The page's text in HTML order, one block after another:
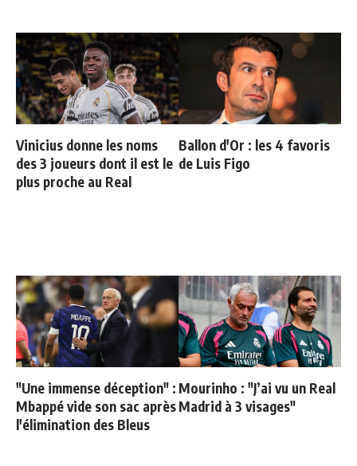
Vinicius donne les noms
des 3 joueurs dont il est le
plus proche au Real
Ballon d'Or : les 4 favoris
de Luis Figo
"Une immense déception" :
Mbappé vide son sac après
l'élimination des Bleus
Mourinho : "J’ai vu un Real
Madrid à 3 visages"